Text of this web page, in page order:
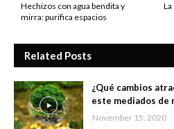
Hechizos con agua bendita y
mirra: purifica espacios
Related Posts
¿Qué cambios
este mediados de
November 15, 2020